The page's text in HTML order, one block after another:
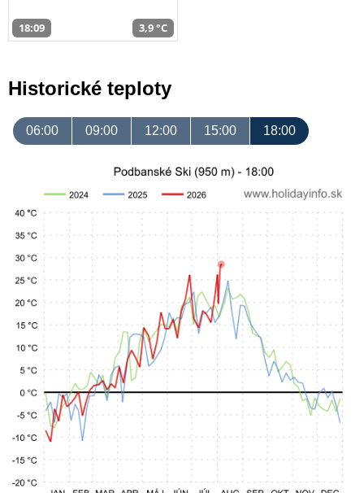
18:09 3,9 °C
Historické teploty
06:00 09:00 12:00 15:00 18:00